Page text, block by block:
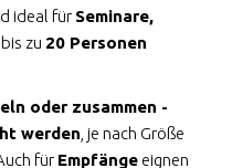
ideal für Seminare,
zu 20 Personen
oder zusammen -
werden , je nach Größe
für Empfänge eignen